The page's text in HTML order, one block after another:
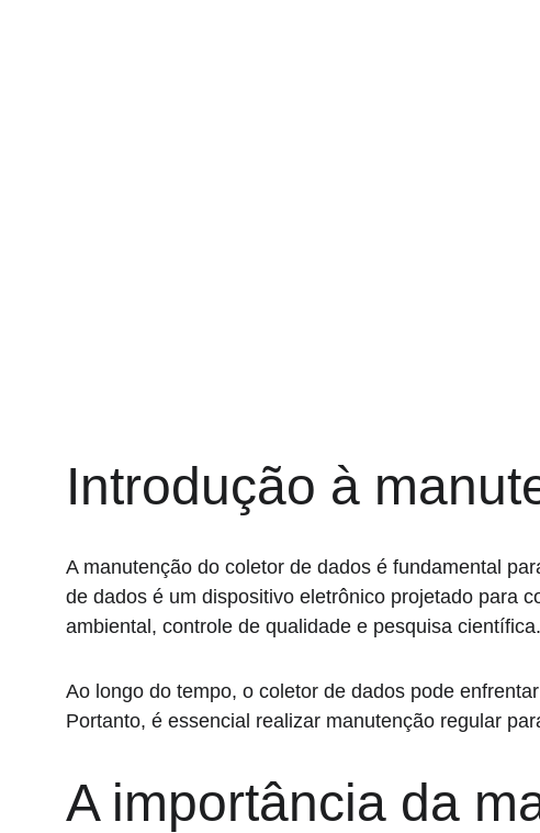
Introdução à
A manutenção do coletor de dados é fundamental
de dados é um dispositivo eletrônico projetado para
ambiental, controle de qualidade e pesquisa científica.
Ao longo do tempo, o coletor de dados pode
Portanto, é essencial realizar manutenção regular
A importância da